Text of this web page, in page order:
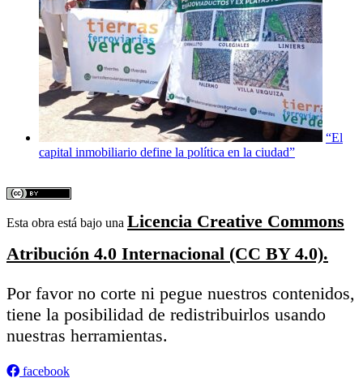
“El
capital inmobiliario define la política en la ciudad”
Esta obra está bajo una Licencia Creative Commons
Atribución 4.0 Internacional (CC BY 4.0).
Por favor no corte ni pegue nuestros contenidos,
tiene la posibilidad de redistribuirlos usando
nuestras herramientas.
facebook